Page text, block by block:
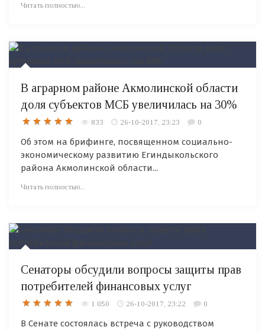
Читать полностью...
В аграрном районе Акмолинской области
доля субъектов МСБ увеличилась на 30%
833 26-10-2017, 23:23 0
Об этом на брифинге, посвященном социально-
экономическому развитию Егиндыкольского
района Акмолинской области...
Читать полностью...
Сенаторы обсудили вопросы защиты прав
потребителей финансовых услуг
1 050 26-10-2017, 23:22 0
В Сенате состоялась встреча с руководством